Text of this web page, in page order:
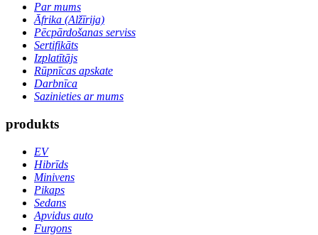
Par mums
Āfrika (Alžīrija)
Pēcpārdošanas serviss
Sertifikāts
Izplatītājs
Rūpnīcas apskate
Darbnīca
Sazinieties ar mums
produkts
EV
Hibrīds
Minivens
Pikaps
Sedans
Apvidus auto
Furgons